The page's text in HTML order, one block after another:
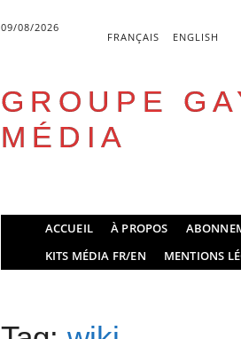
09/08/2026
FRANÇAIS ENGLISH
GROUPE
MÉDIA
Main menu
ACCUEIL À PROPOS
KITS MÉDIA FR/EN
MENTIONS